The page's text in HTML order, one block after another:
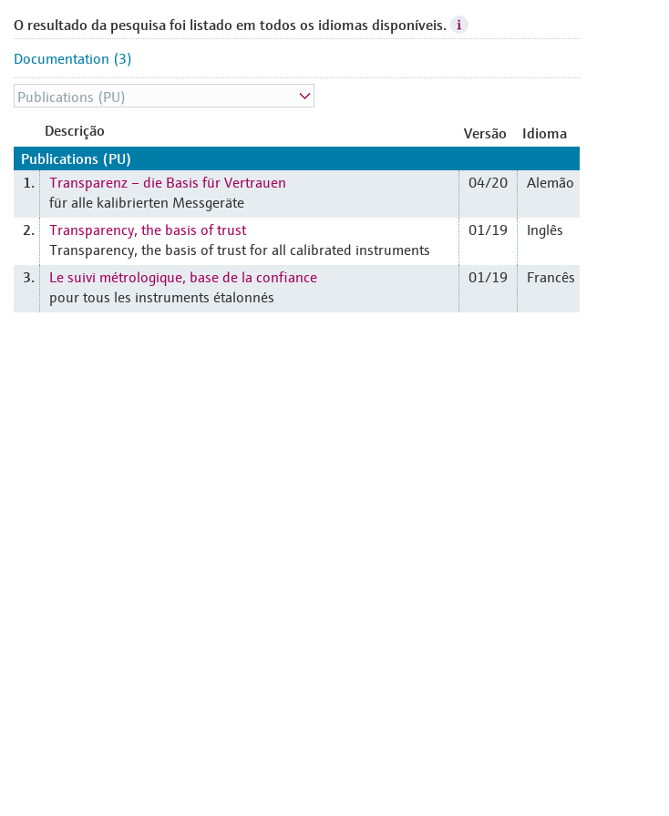
O resultado da pesquisa foi listado em todos os idiomas disponíveis.
Documentation (3)
Descrição Versão
Idioma
Publications (PU)
1.
Transparenz – die Basis für Vertrauen
für alle kalibrierten Messgeräte
04/20 Alemão
2.
Transparency, the basis of trust
Transparency, the basis of trust for all calibrated instruments
01/19 Inglês
3.
Le suivi métrologique, base de la confiance
pour tous les instruments étalonnés
01/19 Francês